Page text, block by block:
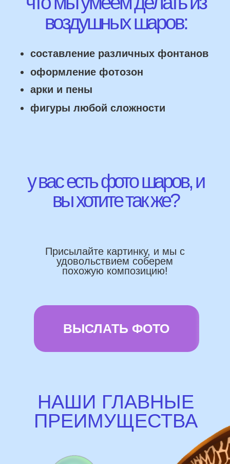
Используем импортные шары
(Не Китай)
Предоставляем гарантию полета
Наши цены на 10% ниже рынка
НАШИ ГЛАВНЫЕ
ПРЕИМУЩЕСТВА